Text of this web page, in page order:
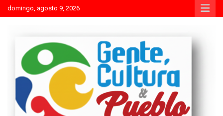
Skip
to
domingo, agosto 9, 2026